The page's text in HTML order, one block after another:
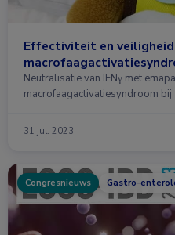
Effectiviteit en
Neutralisatie van IFNγ met
macrofaagactivatiesyndroom bij
31 jul. 2023
Congresnieuws Gastro-